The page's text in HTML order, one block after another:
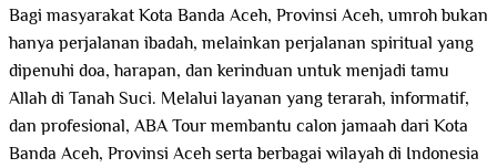
Bagi masyarakat Kota Banda Aceh, Provinsi Aceh, umroh bukan
hanya perjalanan ibadah, melainkan perjalanan spiritual yang
dipenuhi doa, harapan, dan kerinduan untuk menjadi tamu
Allah di Tanah Suci. Melalui layanan yang terarah, informatif,
dan profesional, ABA Tour membantu calon jamaah dari Kota
Banda Aceh, Provinsi Aceh serta berbagai wilayah di Indonesia